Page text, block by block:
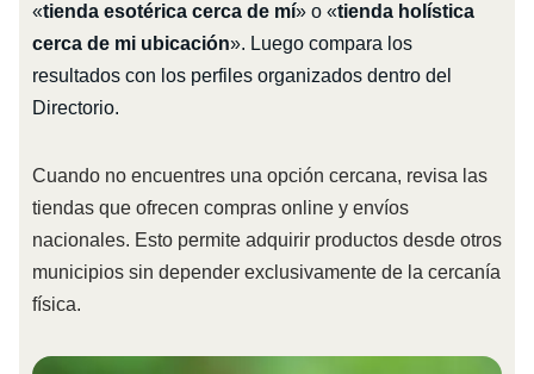
«tienda esotérica cerca de mí» o «tienda holística
cerca de mi ubicación». Luego compara los
resultados con los perfiles organizados dentro del
Directorio.
Cuando no encuentres una opción cercana, revisa las
tiendas que ofrecen compras online y envíos
nacionales. Esto permite adquirir productos desde otros
municipios sin depender exclusivamente de la cercanía
física.